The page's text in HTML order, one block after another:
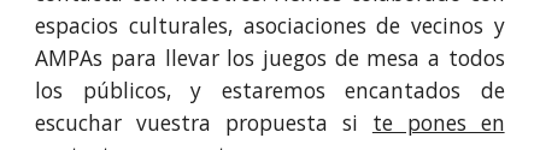
espacios culturales, asociaciones de vecinos y
AMPAs para llevar los juegos de mesa a todos
los públicos, y estaremos encantados de
escuchar vuestra propuesta si te pones en